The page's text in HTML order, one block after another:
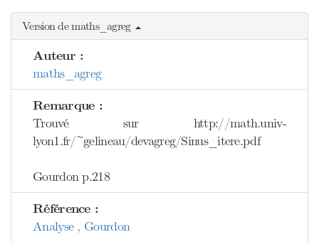
Version de maths_agreg
Auteur :
maths_agreg
Remarque :
Trouvé sur http://math.univ-
lyon1.fr/~gelineau/devagreg/Sinus_itere.pdf
Gourdon p.218
Référence :
Analyse , Gourdon